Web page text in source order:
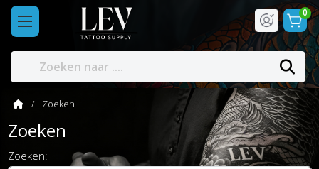
0
Zoeken
Zoeken
Zoeken: